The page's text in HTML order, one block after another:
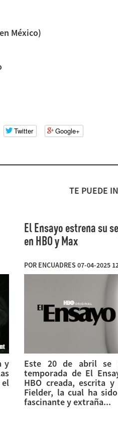
México)
Twitter Google+
TE PUEDE
y
El Ensayo estrena su
en HBO y Max
POR ENCUADRES 07-04-2025
Este 20 de abril se
temporada de El
HBO creada, escrita
Fielder, la cual ha
fascinante y extraña...